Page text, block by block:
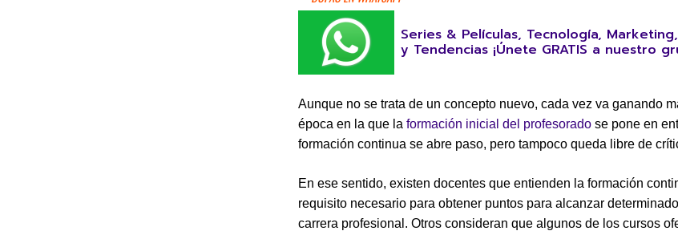
Series & Películas, Tecnología,
y Tendencias ¡Únete GRATIS a nuestro
Aunque no se trata de un concepto nuevo, cada vez va ganando
época en la que la formación inicial del profesorado se pone en
formación continua se abre paso, pero tampoco queda libre de
En ese sentido, existen docentes que entienden la formación
requisito necesario para obtener puntos para alcanzar
carrera profesional. Otros consideran que algunos de los cursos